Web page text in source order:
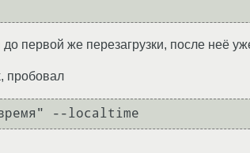
первой же перезагрузки, после неё
пробовал
--localtime